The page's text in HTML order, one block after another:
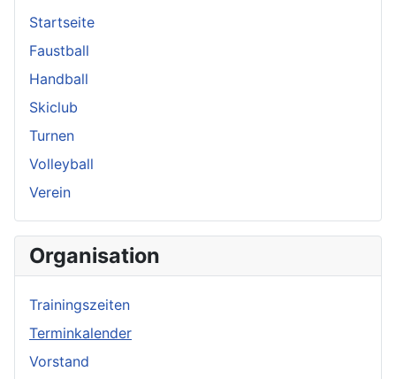
Startseite
Faustball
Handball
Skiclub
Turnen
Volleyball
Verein
Organisation
Trainingszeiten
Terminkalender
Vorstand